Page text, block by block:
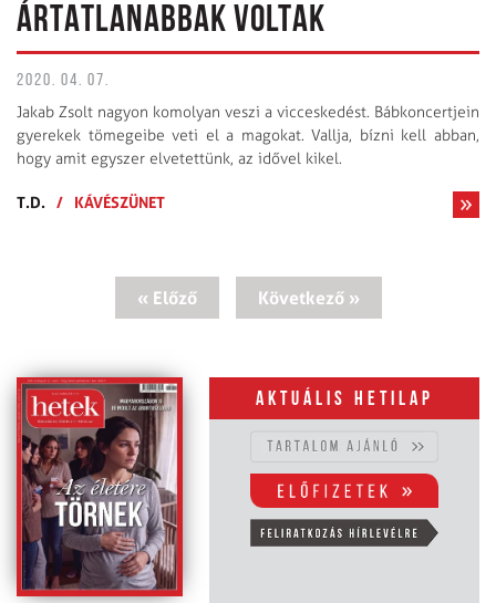
ÁRTATLANABBAK VOLTAK
2020. 04. 07.
Jakab Zsolt nagyon komolyan veszi a vicceskedést. Bábkoncertjein
gyerekek tömegeibe veti el a magokat. Vallja, bízni kell abban,
hogy amit egyszer elvetettünk, az idővel kikel.
T.D. / KÁVÉSZÜNET
« Előző Következő »
Aktuális hetilap